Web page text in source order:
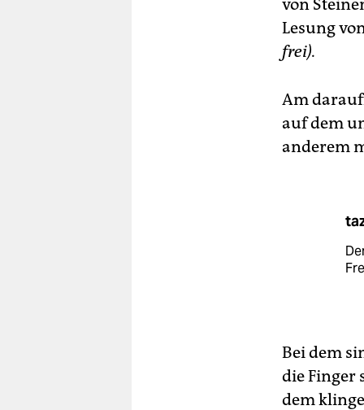
von
Lesung
frei).
Am
auf dem
anderem
Bei dem
die Finger
dem